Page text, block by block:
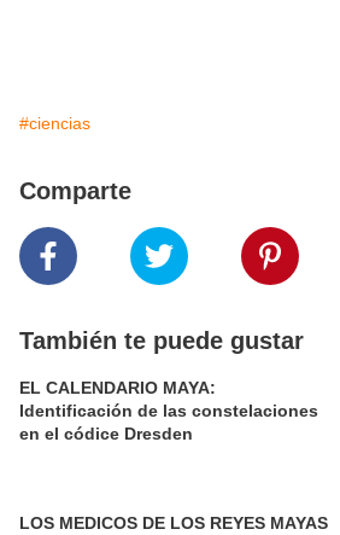
#ciencias
Comparte
También te puede gustar
EL CALENDARIO MAYA:
Identificación de las constelaciones
en el códice Dresden
LOS MEDICOS DE LOS REYES MAYAS